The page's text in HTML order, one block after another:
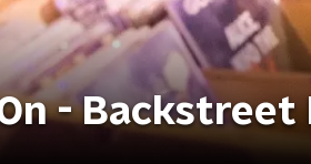
- Backstreet